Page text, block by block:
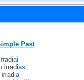
Past
ai
irradias
irradia